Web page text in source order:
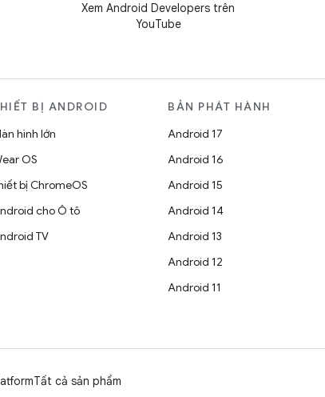
Xem Android Developers trên
YouTube
BỊ ANDROID
hình lớn
OS
bị ChromeOS
cho Ô tô
TV
BẢN PHÁT HÀNH
Android 17
Android 16
Android 15
Android 14
Android 13
Android 12
Android 11
Tất cả sản phẩm